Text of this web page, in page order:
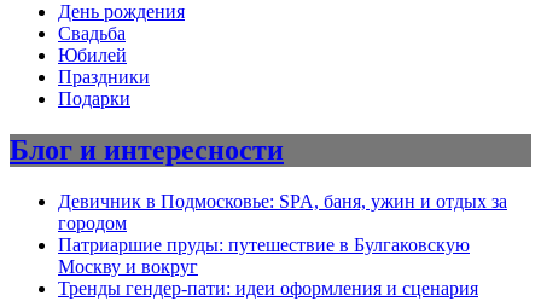
День рождения
Свадьба
Юбилей
Праздники
Подарки
Блог и интересности
Девичник в Подмосковье: SPA, баня, ужин и отдых за
городом
Патриаршие пруды: путешествие в Булгаковскую
Москву и вокруг
Тренды гендер-пати: идеи оформления и сценария